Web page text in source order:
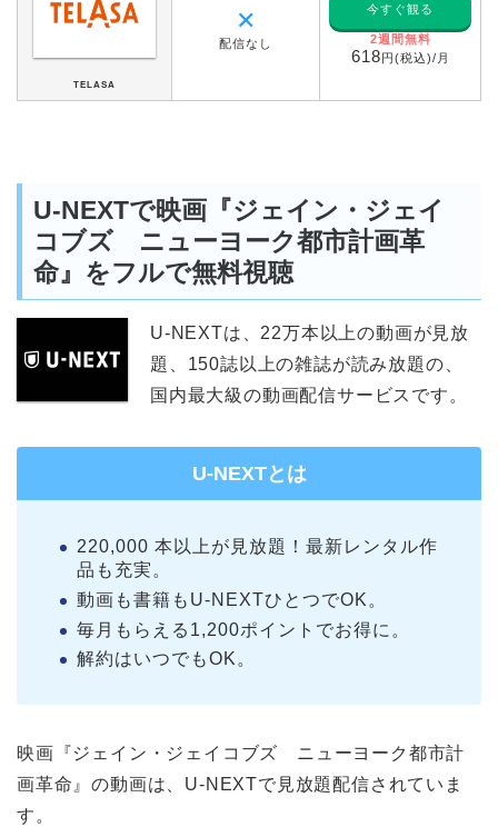
TELASA
✕
配信なし
今すぐ観る
2週間無料
618円(税込)/月
U-NEXTで映画『ジェイン・ジェイ
コブズ ニューヨーク都市計画革
命』をフルで無料視聴
U-NEXTは、22万本以上の動画が見放
題、150誌以上の雑誌が読み放題の、
国内最大級の動画配信サービスです。
U-NEXTとは
220,000 本以上が見放題！最新レンタル作
品も充実。
動画も書籍もU-NEXTひとつでOK。
毎月もらえる1,200ポイントでお得に。
解約はいつでもOK。
映画『ジェイン・ジェイコブズ ニューヨーク都市計
画革命』の動画は、U-NEXTで見放題配信されていま
す。